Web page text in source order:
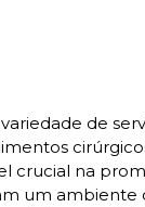
de
crucial na
um